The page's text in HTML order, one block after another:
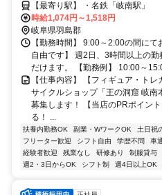
【最寄り駅】 ・名鉄「岐南駅」
時給1,074円～1,518円
岐阜県羽島郡
【勤務時間】 9:00～2:00の間に
自由です】 週2日、3時間以上の
だけます。 【勤務例】 10:00～
【仕事内容】 【フィギュア・ト
サイクルショップ「王の洞窟 岐南
募集します！ 【当店のPRポイン
る！ ...
扶養内勤務OK 副業・WワークOK 土日祝
フリーター歓迎
シフト自由 学歴不問 車
経験者歓迎
残業なし 研修あり 制服貸与
週2・3日からOK
シフト制 週4日以上OK